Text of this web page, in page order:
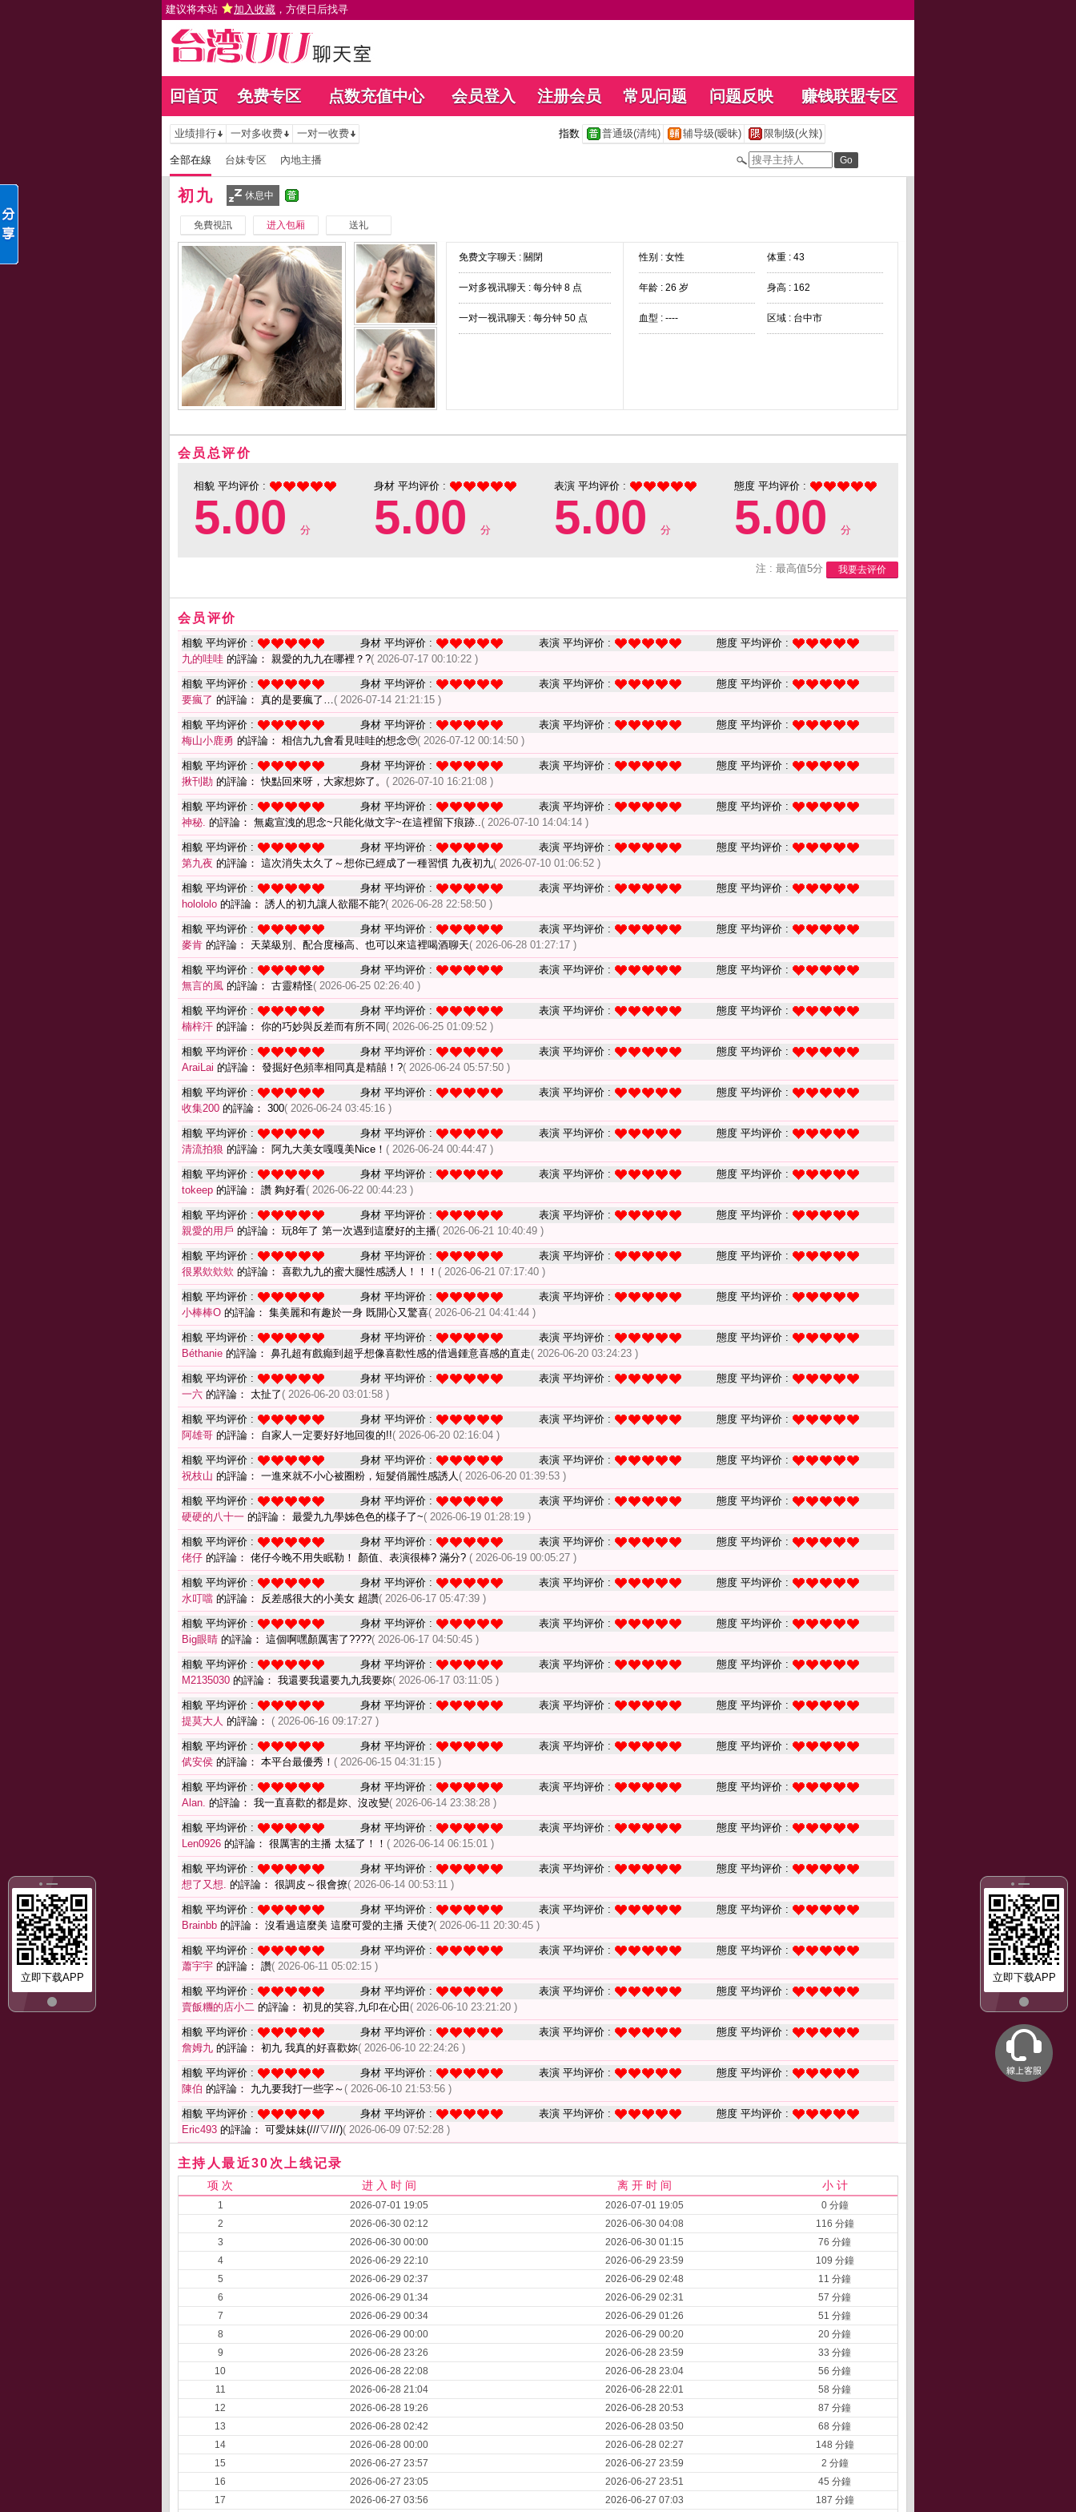
建议将本站 加入收藏 ，方便日后找寻
回首页 免费专区 点数充值中心 会员登入 注册会员 常见问题 问题反映 赚钱联盟专区
立即下载APP
立即下载APP
业绩排行 一对多收费 一对一收费 指数 普通级(清纯) 辅导级(暧昧) 限制级(火辣)
全部在線 台妹专区 內地主播
初九 休息中
免費視訊 进入包厢 送礼
免费文字聊天 : 關閉
一对多视讯聊天 : 每分钟 8 点
一对一视讯聊天 : 每分钟 50 点
性别 : 女性 体重 : 43
年龄 : 26 岁 身高 : 162
血型 : ---- 区域 : 台中市
会员总评价
相貌 平均评价 :
5.00 分
身材 平均评价 :
5.00 分
表演 平均评价 :
5.00 分
態度 平均评价 :
5.00 分
注 : 最高值5分 我要去评价
会员评价
相貌 平均评价 : 身材 平均评价 : 表演 平均评价 :
態度 平均评价 :
九的哇哇 的評論： 親愛的九九在哪裡？?( 2026-07-17 00:10:22 )
相貌 平均评价 : 身材 平均评价 : 表演 平均评价 :
態度 平均评价 :
要瘋了 的評論： 真的是要瘋了…( 2026-07-14 21:21:15 )
相貌 平均评价 : 身材 平均评价 : 表演 平均评价 :
態度 平均评价 :
梅山小鹿勇 的評論： 相信九九會看見哇哇的想念🥺( 2026-07-12 00:14:50 )
相貌 平均评价 : 身材 平均评价 : 表演 平均评价 :
態度 平均评价 :
揪刊勘 的評論： 快點回來呀，大家想妳了。 ( 2026-07-10 16:21:08 )
相貌 平均评价 : 身材 平均评价 : 表演 平均评价 :
態度 平均评价 :
神秘. 的評論： 無處宣洩的思念~只能化做文字~在這裡留下痕跡..( 2026-07-10 14:04:14 )
相貌 平均评价 : 身材 平均评价 : 表演 平均评价 :
態度 平均评价 :
第九夜 的評論： 這次消失太久了～想你已經成了一種習慣 九夜初九( 2026-07-10 01:06:52 )
相貌 平均评价 : 身材 平均评价 : 表演 平均评价 :
態度 平均评价 :
holololo 的評論： 誘人的初九讓人欲罷不能?( 2026-06-28 22:58:50 )
相貌 平均评价 : 身材 平均评价 : 表演 平均评价 :
態度 平均评价 :
麥肯 的評論： 天菜級別、配合度極高、也可以來這裡喝酒聊天( 2026-06-28 01:27:17 )
相貌 平均评价 : 身材 平均评价 : 表演 平均评价 :
態度 平均评价 :
無言的風 的評論： 古靈精怪( 2026-06-25 02:26:40 )
相貌 平均评价 : 身材 平均评价 : 表演 平均评价 :
態度 平均评价 :
楠梓汗 的評論： 你的巧妙與反差而有所不同 ( 2026-06-25 01:09:52 )
相貌 平均评价 : 身材 平均评价 : 表演 平均评价 :
態度 平均评价 :
AraiLai 的評論： 發掘好色頻率相同真是精囍！?( 2026-06-24 05:57:50 )
相貌 平均评价 : 身材 平均评价 : 表演 平均评价 :
態度 平均评价 :
收集200 的評論： 300( 2026-06-24 03:45:16 )
相貌 平均评价 : 身材 平均评价 : 表演 平均评价 :
態度 平均评价 :
清流拍狼 的評論： 阿九大美女嘎嘎美Nice！ ( 2026-06-24 00:44:47 )
相貌 平均评价 : 身材 平均评价 : 表演 平均评价 :
態度 平均评价 :
tokeep 的評論： 讚 夠好看( 2026-06-22 00:44:23 )
相貌 平均评价 : 身材 平均评价 : 表演 平均评价 :
態度 平均评价 :
親愛的用戶 的評論： 玩8年了 第一次遇到這麼好的主播( 2026-06-21 10:40:49 )
相貌 平均评价 : 身材 平均评价 : 表演 平均评价 :
態度 平均评价 :
很累欸欸欸 的評論： 喜歡九九的蜜大腿性感誘人！！！ ( 2026-06-21 07:17:40 )
相貌 平均评价 : 身材 平均评价 : 表演 平均评价 :
態度 平均评价 :
小棒棒O 的評論： 集美麗和有趣於一身 既開心又驚喜( 2026-06-21 04:41:44 )
相貌 平均评价 : 身材 平均评价 : 表演 平均评价 :
態度 平均评价 :
Béthanie 的評論： 鼻孔超有戲癲到超乎想像喜歡性感的借過鍾意喜感的直走( 2026-06-20 03:24:23 )
相貌 平均评价 : 身材 平均评价 : 表演 平均评价 :
態度 平均评价 :
一六 的評論： 太扯了 ( 2026-06-20 03:01:58 )
相貌 平均评价 : 身材 平均评价 : 表演 平均评价 :
態度 平均评价 :
阿雄哥 的評論： 自家人一定要好好地回復的!!( 2026-06-20 02:16:04 )
相貌 平均评价 : 身材 平均评价 : 表演 平均评价 :
態度 平均评价 :
祝枝山 的評論： 一進來就不小心被圈粉，短髮俏麗性感誘人 ( 2026-06-20 01:39:53 )
相貌 平均评价 : 身材 平均评价 : 表演 平均评价 :
態度 平均评价 :
硬硬的八十一 的評論： 最愛九九學姊色色的樣子了~( 2026-06-19 01:28:19 )
相貌 平均评价 : 身材 平均评价 : 表演 平均评价 :
態度 平均评价 :
佬仔 的評論： 佬仔今晚不用失眠勒！ 顏值、表演很棒? 滿分? ( 2026-06-19 00:05:27 )
相貌 平均评价 : 身材 平均评价 : 表演 平均评价 :
態度 平均评价 :
水叮噹 的評論： 反差感很大的小美女 超讚( 2026-06-17 05:47:39 )
相貌 平均评价 : 身材 平均评价 : 表演 平均评价 :
態度 平均评价 :
Big眼睛 的評論： 這個啊嘿顏厲害了????( 2026-06-17 04:50:45 )
相貌 平均评价 : 身材 平均评价 : 表演 平均评价 :
態度 平均评价 :
M2135030 的評論： 我還要我還要九九我要妳( 2026-06-17 03:11:05 )
相貌 平均评价 : 身材 平均评价 : 表演 平均评价 :
態度 平均评价 :
提莫大人 的評論： ( 2026-06-16 09:17:27 )
相貌 平均评价 : 身材 平均评价 : 表演 平均评价 :
態度 平均评价 :
倵安侯 的評論： 本平台最優秀！ ( 2026-06-15 04:31:15 )
相貌 平均评价 : 身材 平均评价 : 表演 平均评价 :
態度 平均评价 :
Alan. 的評論： 我一直喜歡的都是妳、沒改變( 2026-06-14 23:38:28 )
相貌 平均评价 : 身材 平均评价 : 表演 平均评价 :
態度 平均评价 :
Len0926 的評論： 很厲害的主播 太猛了！！ ( 2026-06-14 06:15:01 )
相貌 平均评价 : 身材 平均评价 : 表演 平均评价 :
態度 平均评价 :
想了又想. 的評論： 很調皮～很會撩( 2026-06-14 00:53:11 )
相貌 平均评价 : 身材 平均评价 : 表演 平均评价 :
態度 平均评价 :
Brainbb 的評論： 沒看過這麼美 這麼可愛的主播 天使?( 2026-06-11 20:30:45 )
相貌 平均评价 : 身材 平均评价 : 表演 平均评价 :
態度 平均评价 :
蕭宇宇 的評論： 讚( 2026-06-11 05:02:15 )
相貌 平均评价 : 身材 平均评价 : 表演 平均评价 :
態度 平均评价 :
賣飯糰的店小二 的評論： 初見的笑容,九印在心田 ( 2026-06-10 23:21:20 )
相貌 平均评价 : 身材 平均评价 : 表演 平均评价 :
態度 平均评价 :
詹姆九 的評論： 初九 我真的好喜歡妳( 2026-06-10 22:24:26 )
相貌 平均评价 : 身材 平均评价 : 表演 平均评价 :
態度 平均评价 :
陳伯 的評論： 九九要我打一些字～ ( 2026-06-10 21:53:56 )
相貌 平均评价 : 身材 平均评价 : 表演 平均评价 :
態度 平均评价 :
Eric493 的評論： 可愛妹妹(///▽///)( 2026-06-09 07:52:28 )
主持人最近30次上线记录
项 次 进 入 时 间 离 开 时 间 小 计
1 2026-07-01 19:05 2026-07-01 19:05
0 分鐘
2
2026-06-30 02:12 2026-06-30 04:08
116 分鐘
3
2026-06-30 00:00 2026-06-30 01:15
76 分鐘
4
2026-06-29 22:10 2026-06-29 23:59
109 分鐘
5
2026-06-29 02:37 2026-06-29 02:48
11 分鐘
6
2026-06-29 01:34 2026-06-29 02:31
57 分鐘
7
2026-06-29 00:34 2026-06-29 01:26
51 分鐘
8
2026-06-29 00:00 2026-06-29 00:20
20 分鐘
9
2026-06-28 23:26 2026-06-28 23:59
33 分鐘
10
2026-06-28 22:08 2026-06-28 23:04
56 分鐘
11
2026-06-28 21:04 2026-06-28 22:01
58 分鐘
12
2026-06-28 19:26 2026-06-28 20:53
87 分鐘
13
2026-06-28 02:42 2026-06-28 03:50
68 分鐘
14
2026-06-28 00:00 2026-06-28 02:27
148 分鐘
15
2026-06-27 23:57 2026-06-27 23:59
2 分鐘
16
2026-06-27 23:05 2026-06-27 23:51
45 分鐘
17
2026-06-27 03:56 2026-06-27 07:03 187 分鐘